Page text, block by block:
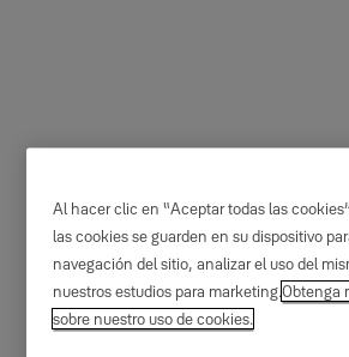
La puerta acorazada
Fichet para chalet
SL
Fichet
Al hacer clic en “Aceptar todas las
las cookies se guarden en su dispositivo
navegación del sitio, analizar el uso del
nuestros estudios para marketing.Obtenga
sobre nuestro uso de cookies.